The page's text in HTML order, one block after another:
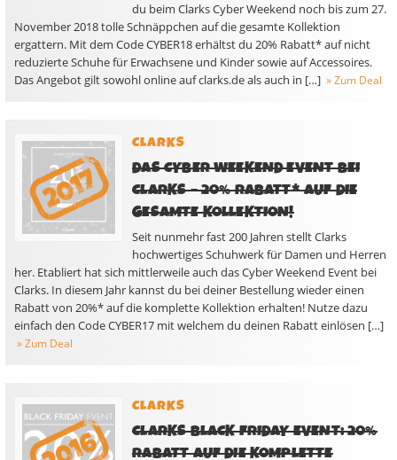
du beim Clarks Cyber Weekend noch bis zum 27.
November 2018 tolle Schnäppchen auf die gesamte Kollektion
ergattern. Mit dem Code CYBER18 erhältst du 20% Rabatt* auf nicht
reduzierte Schuhe für Erwachsene und Kinder sowie auf Accessoires.
Das Angebot gilt sowohl online auf clarks.de als auch in […] » Zum Deal
CLARKS
DAS CYBER WEEKEND EVENT BEI
CLARKS – 20% RABATT* AUF DIE
GESAMTE KOLLEKTION!
Seit nunmehr fast 200 Jahren stellt Clarks
hochwertiges Schuhwerk für Damen und Herren
her. Etabliert hat sich mittlerweile auch das Cyber Weekend Event bei
Clarks. In diesem Jahr kannst du bei deiner Bestellung wieder einen
Rabatt von 20%* auf die komplette Kollektion erhalten! Nutze dazu
einfach den Code CYBER17 mit welchem du deinen Rabatt einlösen […]
» Zum Deal
CLARKS
CLARKS BLACK FRIDAY EVENT: 20%
RABATT AUF DIE KOMPLETTE